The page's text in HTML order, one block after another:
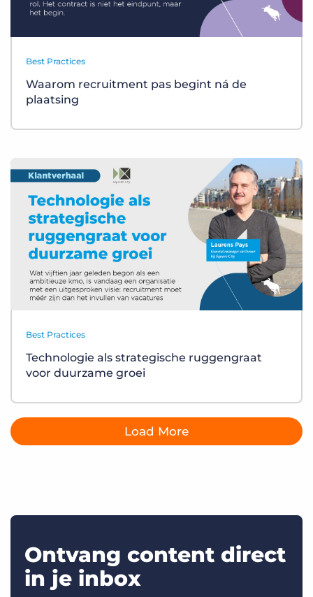
Best Practices
Waarom recruitment pas begint ná de
plaatsing
Best Practices
Technologie als strategische ruggengraat
voor duurzame groei
Load More
Ontvang content direct
in je inbox